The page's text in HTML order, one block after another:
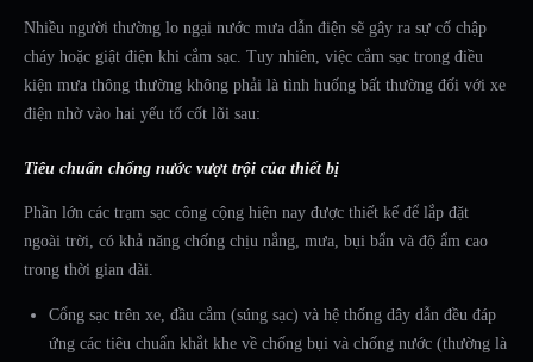
Nhiều người thường lo ngại nước mưa dẫn điện sẽ gây ra sự cố chập
cháy hoặc giật điện khi cắm sạc. Tuy nhiên, việc cắm sạc trong điều
kiện mưa thông thường không phải là tình huống bất thường đối với xe
điện nhờ vào hai yếu tố cốt lõi sau:
Tiêu chuẩn chống nước vượt trội của thiết bị
Phần lớn các trạm sạc công cộng hiện nay được thiết kế để lắp đặt
ngoài trời, có khả năng chống chịu nắng, mưa, bụi bẩn và độ ẩm cao
trong thời gian dài.
Cổng sạc trên xe, đầu cắm (súng sạc) và hệ thống dây dẫn đều đáp
ứng các tiêu chuẩn khắt khe về chống bụi và chống nước (thường là